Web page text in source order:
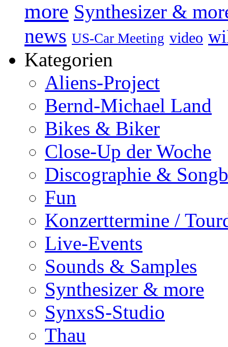
more Synthesizer &
news US-Car Meeting video
Kategorien
Aliens-Project
Bernd-Michael Land
Bikes & Biker
Close-Up der Woche
Discographie &
Fun
Konzerttermine /
Live-Events
Sounds & Samples
Synthesizer & more
SynxsS-Studio
Thau